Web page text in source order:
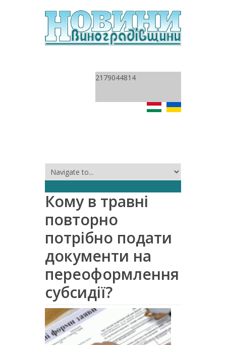
2179044814
Кому в травні
повторно
потрібно подати
документи на
переоформлення
субсидії?